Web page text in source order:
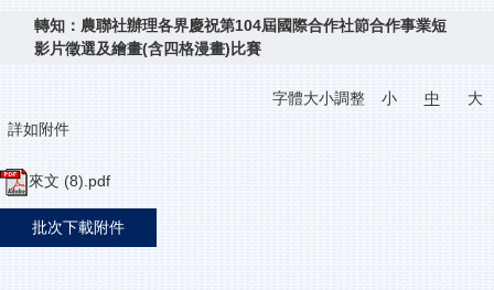
轉知：農聯社辦理各界慶祝第104屆國際合作社節合作事業短
影片徵選及繪畫(含四格漫畫)比賽
字體大小調整 小 中
大
詳如附件
來文 (8).pdf
批次下載附件